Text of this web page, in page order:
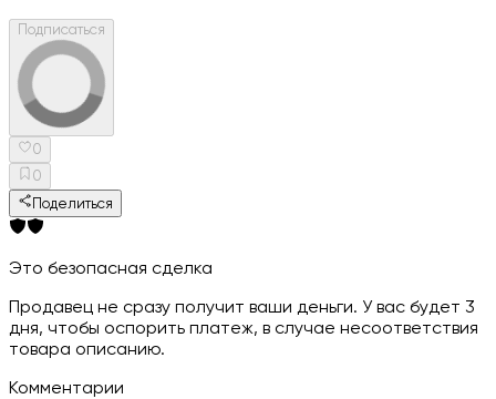
Подписаться
0
0
Поделиться
Это безопасная сделка
Продавец не сразу получит ваши деньги. У вас будет 3
дня, чтобы оспорить платеж, в случае несоответствия
товара описанию.
Комментарии